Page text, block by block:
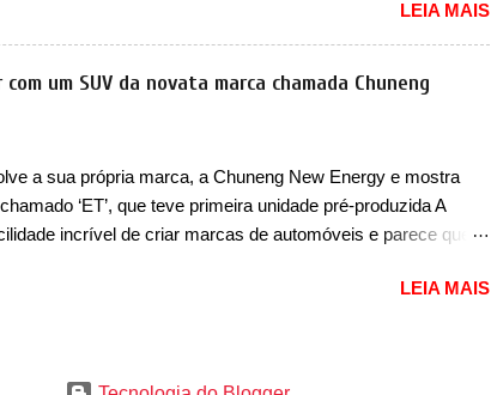
nova geração de um modelo existente, o que poderia
que o novo modelo em questão é um SUV do porte
foi confirmado durante a Mesa Redonda Nacional
organizada pelo Ministério dos Negócios e do Made in Italy
Emanuele Cappellano, Diretor de Operações da
imagem que mostra a traseira do SUV, onde aparece um
serão horizontais e invadem a tampa do porta-malas. As
iluminação horizontal. No para-lama traseiro, se n...
LEIA MAIS
um SUV da novata marca chamada Chuneng
a sua própria marca, a Chuneng New Energy e mostra
‘ET’, que teve primeira unidade pré-produzida A
incrível de criar marcas de automóveis e parece que
a marca Chuneng como sua primeira aposta no mundo
e passou a produzir automóveis também. E a novata
LEIA MAIS